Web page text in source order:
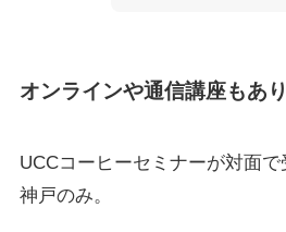
オンラインや通信講座もあり
UCCコーヒーセミナーが対面
神戸のみ。